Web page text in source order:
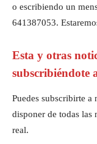
o escribiendo un
641387053.
Esta y otras
subscribiéndote
Puedes subscribirte a
disponer de todas las
real.